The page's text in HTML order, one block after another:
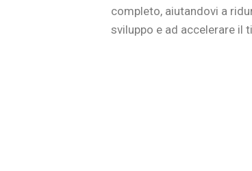
completo, aiutandovi a
sviluppo e ad accelerare il